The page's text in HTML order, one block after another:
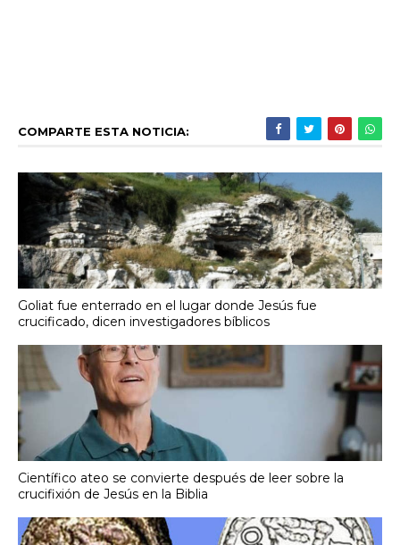
COMPARTE ESTA NOTICIA:
Goliat fue enterrado en el lugar donde Jesús fue
crucificado, dicen investigadores bíblicos
Científico ateo se convierte después de leer sobre la
crucifixión de Jesús en la Biblia